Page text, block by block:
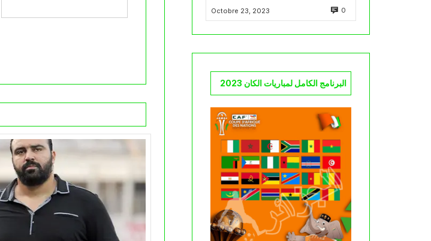
Octobre 23, 2023 0
البرنامج الكامل لمباريات الكان 2023